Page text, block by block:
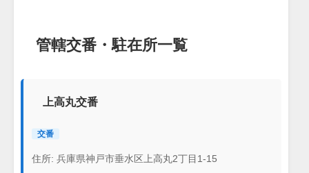
管轄交番・駐在所一覧
上高丸交番
交番
住所: 兵庫県神戸市垂水区上高丸2丁目1-15